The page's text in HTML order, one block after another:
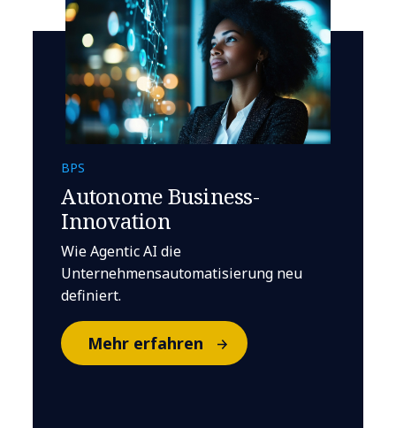
BPS
Autonome Business-
Innovation
Wie Agentic AI die
Unternehmensautomatisierung neu
definiert.
Mehr erfahren